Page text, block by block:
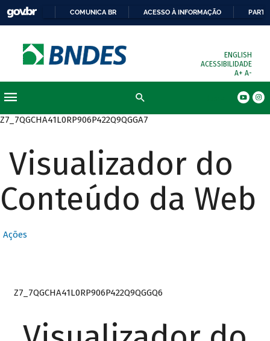
COMUNICA BR ACESSO À INFORMAÇÃO
ENGLISH
ACESSIBILIDADE
A+ A-
Z7_7QGCHA41L0RP906P422Q9QGGA7
Visualizador do
Conteúdo da Web
Ações
Z7_7QGCHA41L0RP906P422Q9QGGQ6